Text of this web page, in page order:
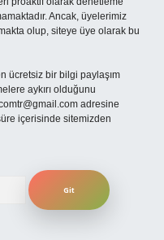
Ancak, üyelerimiz
olup, siteye üye olarak bu
ücretsiz bir bilgi paylaşım
aykırı olduğunu
adresine
içerisinde sitemizden